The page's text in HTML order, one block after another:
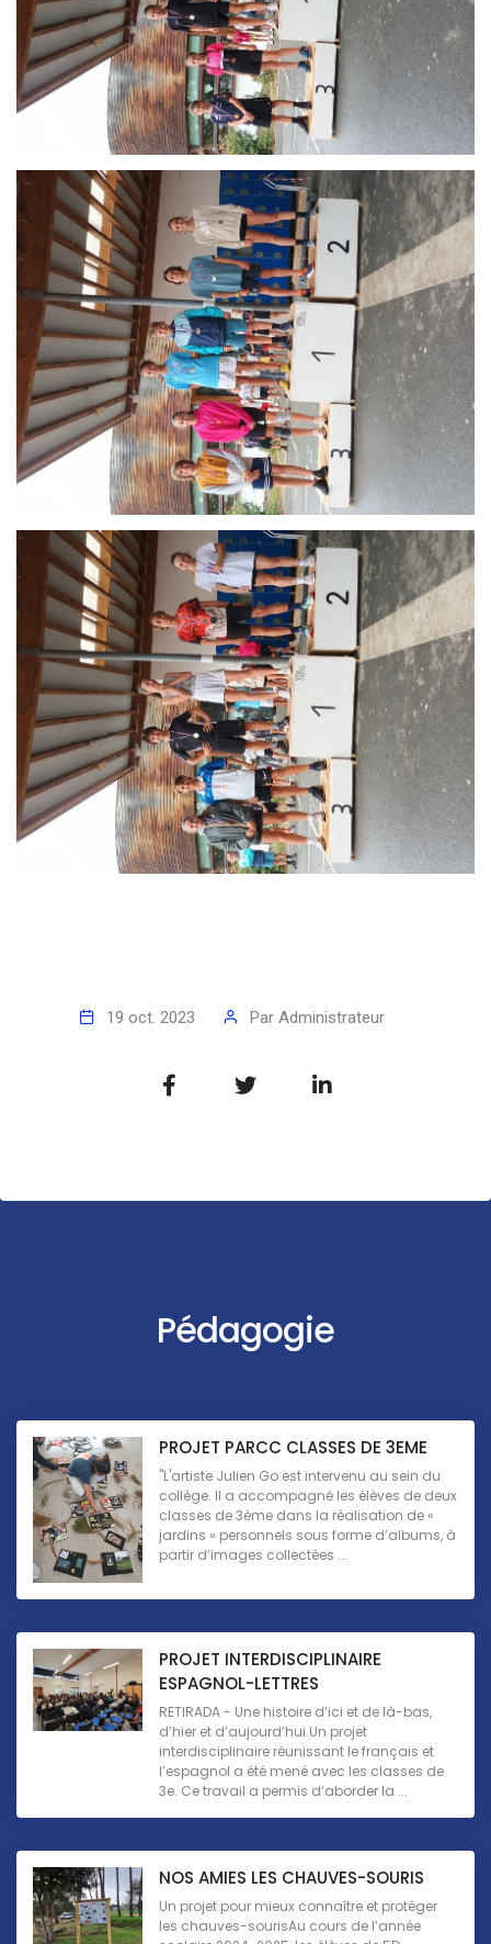
19 oct. 2023 Par Administrateur
Pédagogie
PROJET PARCC CLASSES DE 3EME
"L'artiste Julien Go est intervenu au sein du
collège. Il a accompagné les élèves de deux
classes de 3ème dans la réalisation de «
jardins » personnels sous forme d’albums, à
partir d’images collectées ...
PROJET INTERDISCIPLINAIRE
ESPAGNOL-LETTRES
RETIRADA - Une histoire d’ici et de là-bas,
d’hier et d’aujourd’hui.Un projet
interdisciplinaire réunissant le français et
l’espagnol a été mené avec les classes de
3e. Ce travail a permis d’aborder la ...
NOS AMIES LES CHAUVES-SOURIS
Un projet pour mieux connaître et protéger
les chauves-sourisAu cours de l’année